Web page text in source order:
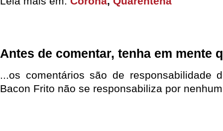
Antes de comentar, tenha em mente
...os comentários são de responsabilidade
Bacon Frito não se responsabiliza por